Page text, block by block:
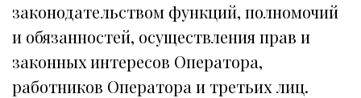
законодательством функций, полномочий
и обязанностей, осуществления прав и
законных интересов Оператора,
работников Оператора и третьих лиц.